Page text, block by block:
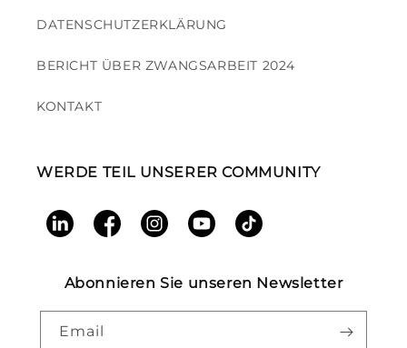
DATENSCHUTZERKLÄRUNG
BERICHT ÜBER ZWANGSARBEIT 2024
KONTAKT
WERDE TEIL UNSERER COMMUNITY
LinkedInFacebookInstagramYouTubeTikTok
Abonnieren Sie unseren Newsletter
Email